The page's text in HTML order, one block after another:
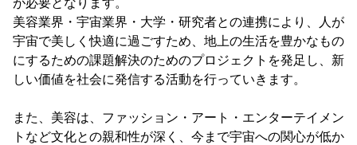
が必要となります。
美容業界・宇宙業界・大学・研究者との連携により、人が
宇宙で美しく快適に過ごすため、地上の生活を豊かなもの
にするための課題解決のためのプロジェクトを発足し、新
しい価値を社会に発信する活動を行っていきます。
また、美容は、ファッション・アート・エンターテイメン
トなど文化との親和性が深く、今まで宇宙への関心が低か